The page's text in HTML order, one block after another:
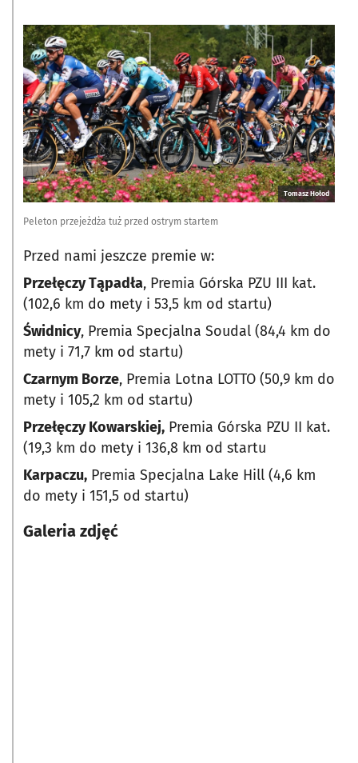
Tomasz Hołod
Peleton przejeżdża tuż przed ostrym startem
Przed nami jeszcze premie w:
Przełęczy Tąpadła, Premia Górska PZU III kat.
(102,6 km do mety i 53,5 km od startu)
Świdnicy, Premia Specjalna Soudal (84,4 km do
mety i 71,7 km od startu)
Czarnym Borze, Premia Lotna LOTTO (50,9 km do
mety i 105,2 km od startu)
Przełęczy Kowarskiej, Premia Górska PZU II kat.
(19,3 km do mety i 136,8 km od startu
Karpaczu, Premia Specjalna Lake Hill (4,6 km
do mety i 151,5 od startu)
Galeria zdjęć